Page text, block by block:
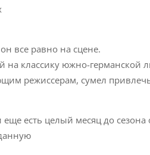
все равно на сцене.
классику южно-германской
режиссерам, сумел
есть целый месяц до сезона